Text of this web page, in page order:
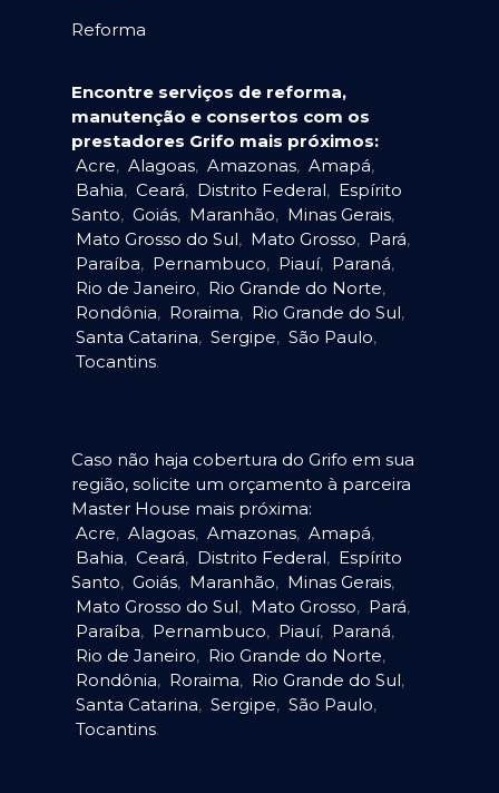
Reforma
Encontre serviços de reforma,
manutenção e consertos com os
prestadores Grifo mais próximos:
Acre, Alagoas, Amazonas, Amapá,
Bahia, Ceará, Distrito Federal, Espírito
Santo, Goiás, Maranhão, Minas Gerais,
Mato Grosso do Sul, Mato Grosso, Pará,
Paraíba, Pernambuco, Piauí, Paraná,
Rio de Janeiro, Rio Grande do Norte,
Rondônia, Roraima, Rio Grande do Sul,
Santa Catarina, Sergipe, São Paulo,
Tocantins.
Caso não haja cobertura do Grifo em sua
região, solicite um orçamento à parceira
Master House mais próxima:
Acre, Alagoas, Amazonas, Amapá,
Bahia, Ceará, Distrito Federal, Espírito
Santo, Goiás, Maranhão, Minas Gerais,
Mato Grosso do Sul, Mato Grosso, Pará,
Paraíba, Pernambuco, Piauí, Paraná,
Rio de Janeiro, Rio Grande do Norte,
Rondônia, Roraima, Rio Grande do Sul,
Santa Catarina, Sergipe, São Paulo,
Tocantins.